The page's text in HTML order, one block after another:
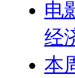
电
经
本